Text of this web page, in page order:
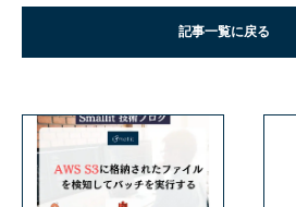
記事一覧に戻る